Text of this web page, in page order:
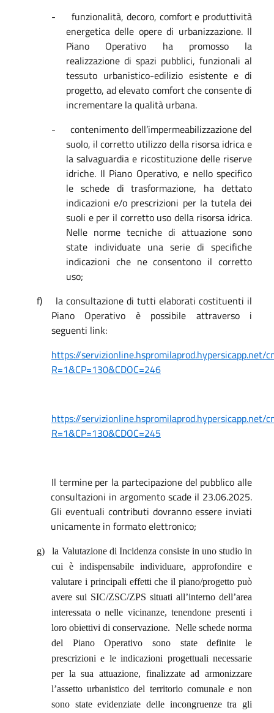
-
funzionalità, decoro, comfort e produttività
energetica delle opere di urbanizzazione. Il
Piano Operativo ha promosso la
realizzazione di spazi pubblici, funzionali al
tessuto urbanistico-edilizio esistente e di
progetto, ad elevato comfort che consente di
incrementare la qualità urbana.
-
contenimento dell’impermeabilizzazione del
suolo, il corretto utilizzo della risorsa idrica e
la salvaguardia e ricostituzione delle riserve
idriche. Il Piano Operativo, e nello specifico
le schede di trasformazione, ha dettato
indicazioni e/o prescrizioni per la tutela dei
suoli e per il corretto uso della risorsa idrica.
Nelle norme tecniche di attuazione sono
state individuate una serie di specifiche
indicazioni che ne consentono il corretto
uso;
f)
la consultazione di tutti elaborati costituenti il
Piano Operativo è possibile attraverso i
seguenti link:
https://
R=1&CP=130&CDOC=246
https://
R=1&CP=130&CDOC=245
Il termine per la partecipazione del pubblico alle
consultazioni in argomento scade il 23.06.2025.
Gli eventuali contributi dovranno essere inviati
unicamente in formato elettronico;
g)
la Valutazione di Incidenza consiste in uno studio in
cui è indispensabile individuare, approfondire e
valutare i principali effetti che il piano/progetto può
avere sui SIC/ZSC/ZPS situati all’interno dell’area
interessata o nelle vicinanze, tenendone presenti i
loro obiettivi di conservazione. Nelle schede norma
del Piano Operativo sono state definite le
prescrizioni e le indicazioni progettuali necessarie
per la sua attuazione, finalizzate ad armonizzare
l’assetto urbanistico del territorio comunale e non
sono state evidenziate delle incongruenze tra gli